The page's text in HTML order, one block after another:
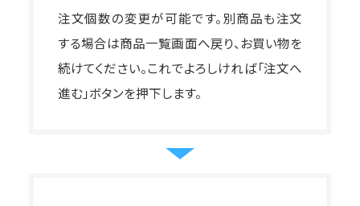
注文個数の変更が可能です。別商品も注文
する場合は商品一覧画面へ戻り、お買い物を
続けてください。これでよろしければ「注文へ
進む」ボタンを押下します。